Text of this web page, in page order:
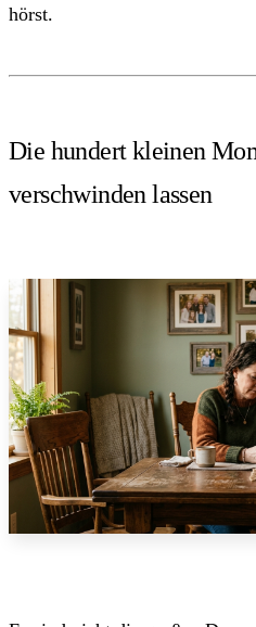
hörst.
Die hundert kleinen
verschwinden lassen